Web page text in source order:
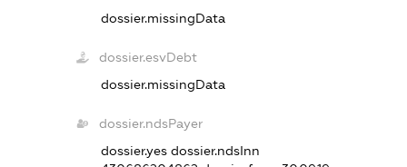
dossier.missingData
dossier.esvDebt
dossier.missingData
dossier.ndsPayer
dossier.yesdossier.ndsInn